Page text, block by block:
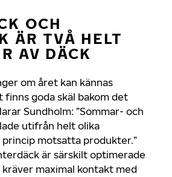
OCH
ÄR TVÅ HELT
AV DÄCK
om året kan kännas
goda skäl bakom det
Sundholm: ”Sommar- och
utifrån helt olika
motsatta produkter.”
är särskilt optimerade
maximal kontakt med